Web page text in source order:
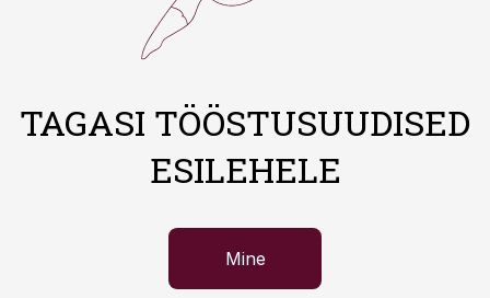
TAGASI TÖÖSTUSUUDISED
ESILEHELE
Mine